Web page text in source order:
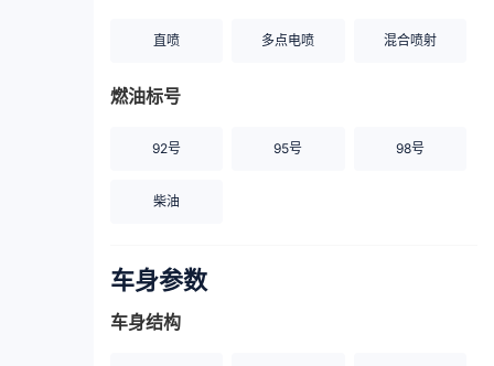
直喷 多点电喷 混合喷射
燃油标号
92号 95号 98号
柴油
车身参数
车身结构